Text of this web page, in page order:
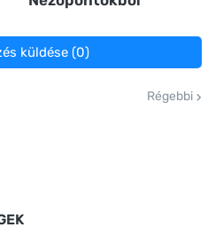
küldése (0)
Régebbi